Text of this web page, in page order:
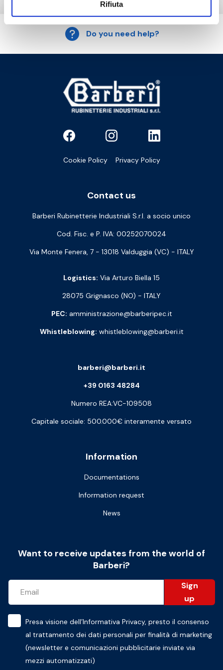
Rifiuta
Do you need help?
Cookie Policy Privacy Policy
Contact us
Barberi Rubinetterie Industriali S.r.l. a socio unico
Cod. Fisc. e P. IVA: 00252070024
Via Monte Fenera, 7 - 13018 Valduggia (VC) - ITALY
Logistics: Via Arturo Biella 15
28075 Grignasco (NO) - ITALY
PEC: amministrazione@barberipec.it
Whistleblowing: whistleblowing@barberi.it
Information
Documentations
Information request
News
barberi@barberi.it
+39 0163 48284
Numero REA:VC-109508
Capitale sociale: 500.000€ interamente versato
Want to receive updates from the world of
Barberi?
Sign
up
Presa visione dell’Informativa Privacy, presto il consenso
al trattamento dei dati personali per finalità di marketing
(newsletter e comunicazioni pubblicitarie inviate via
mezzi automatizzati)